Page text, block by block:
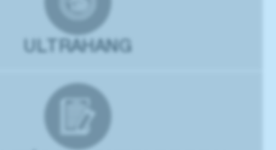
ULTRAHANG